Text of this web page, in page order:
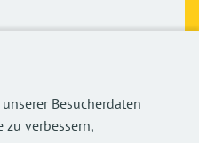
Besucherdaten
zu verbessern,
Daten